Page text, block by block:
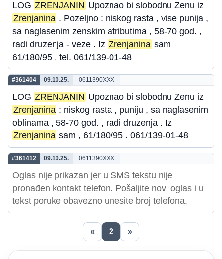
LOG ZRENJANIN Upoznao bi slobodnu Zenu iz
Zrenjanina . Pozeljno : niskog rasta , vise punija ,
sa naglasenim zenskim atributima , 58-70 god. ,
radi druzenja - veze . Iz Zrenjanina sam
61/180/95 . tel. 061/139-01-48
#361404 09.10.25. 0611390XXX
LOG ZRENJANIN Upoznao bi slobodnu Zenu iz
Zrenjanina : niskog rasta , puniju , sa naglasenim
oblinama , 58-70 god. , radi druzenja . Iz
Zrenjanina sam , 61/180/95 . 061/139-01-48
#361412 09.10.25. 0611390XXX
Oglas nije prikazan jer u SMS tekstu nije
pronađen kontakt telefon. Pošaljite novi oglas i u
tekst poruke obavezno unesite broj telefona.
« 2 »